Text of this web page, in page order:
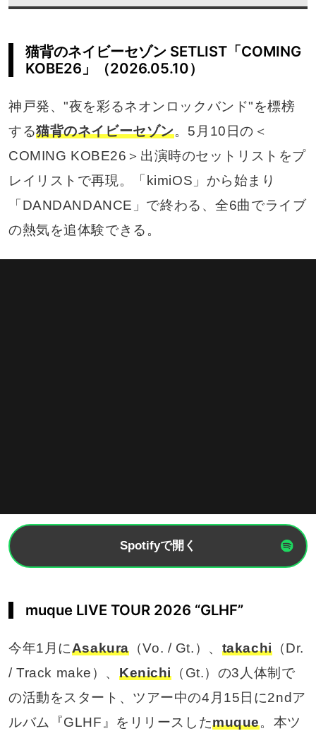
猫背のネイビーセゾン SETLIST「COMING
KOBE26」（2026.05.10）
神戸発、"夜を彩るネオンロックバンド"を標榜
する猫背のネイビーセゾン。5月10日の＜
COMING KOBE26＞出演時のセットリストをプ
レイリストで再現。「kimiOS」から始まり
「DANDANDANCE」で終わる、全6曲でライブ
の熱気を追体験できる。
Spotifyで開く
muque LIVE TOUR 2026 “GLHF”
今年1月にAsakura（Vo. / Gt.）、 takachi（Dr.
/ Track make）、 Kenichi（Gt.）の3人体制で
の活動をスタート、ツアー中の4月15日に2ndア
ルバム『GLHF』をリリースしたmuque。本ツ